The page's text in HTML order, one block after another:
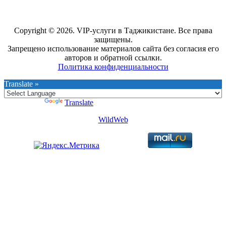
Copyright © 2026. VIP-услуги в Таджикистане. Все права
защищены.
Запрещено использование материалов сайта без согласия его
авторов и обратной ссылки.
Политика конфиденциальности
Translate »
Translate
WildWeb